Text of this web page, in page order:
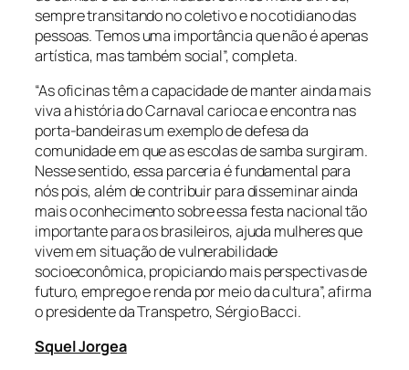
sempre transitando no coletivo e no cotidiano das
pessoas. Temos uma importância que não é apenas
artística, mas também social”, completa.
“As oficinas têm a capacidade de manter ainda mais
viva a história do Carnaval carioca e encontra nas
porta-bandeiras um exemplo de defesa da
comunidade em que as escolas de samba surgiram.
Nesse sentido, essa parceria é fundamental para
nós pois, além de contribuir para disseminar ainda
mais o conhecimento sobre essa festa nacional tão
importante para os brasileiros, ajuda mulheres que
vivem em situação de vulnerabilidade
socioeconômica, propiciando mais perspectivas de
futuro, emprego e renda por meio da cultura”, afirma
o presidente da Transpetro, Sérgio Bacci.
Squel Jorgea